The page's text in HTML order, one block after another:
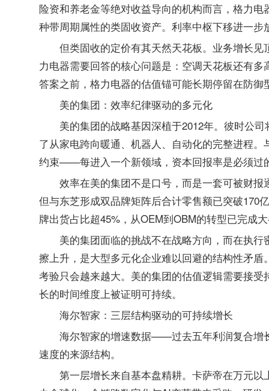
险资和养老金等绝对收益导向的机构而言，格力
种带周期属性的类固收资产。利率中枢下移进一步
但类固收的定价有其天然天花板。业务增长
力电器需要回答的核心问题是：空调天花板还有
答案之前，格力电器的估值锚可能长期停留在防御
美的集团：效率纪律驱动的多元化
美的集团的战略基因深植于2012年。彼时公
了从家电跨向暖通、机器人、自动化的完整进程
约束——每进入一个新领域，资本回报率是必须过
效率在美的集团不是口号，而是一套可被财
但与东芝形成双品牌矩阵后合计零售额已突破170
牌出货占比超45%，从OEM到OBM的转型已完成
美的集团面临的挑战不在战略方向，而在执
擦上升，是大型多元化企业难以回避的结构性矛
考验只会越来越大。美的集团的估值逻辑需要接
长的时间维度上被证明可持续。
海尔智家：三层结构驱动的可持续增长
海尔智家的增速数据——过去五年利润复合增
速度的来源结构。
第一层增长来自基本盘精耕。卡萨帝在万元